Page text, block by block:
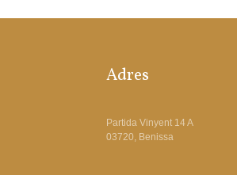
Adres
Partida Vinyent 14 A
03720, Benissa